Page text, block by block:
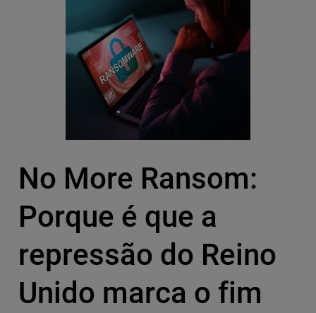
No More Ransom:
Porque é que a
repressão do Reino
Unido marca o fim